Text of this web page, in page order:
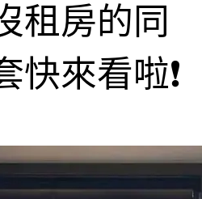
租房的同
快來看啦❗